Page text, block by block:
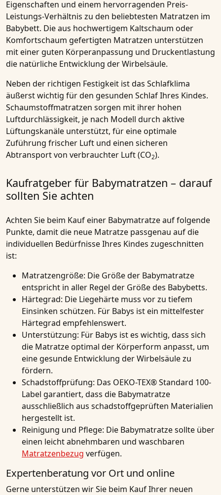
Eigenschaften und einem hervorragenden Preis-
Leistungs-Verhältnis zu den beliebtesten Matratzen im
Babybett. Die aus hochwertigem Kaltschaum oder
Komfortschaum gefertigten Matratzen unterstützen
mit einer guten Körperanpassung und Druckentlastung
die natürliche Entwicklung der Wirbelsäule.
Neben der richtigen Festigkeit ist das Schlafklima
äußerst wichtig für den gesunden Schlaf Ihres Kindes.
Schaumstoffmatratzen sorgen mit ihrer hohen
Luftdurchlässigkeit, je nach Modell durch aktive
Lüftungskanäle unterstützt, für eine optimale
Zuführung frischer Luft und einen sicheren
Abtransport von verbrauchter Luft (CO2).
Kaufratgeber für Babymatratzen – darauf
sollten Sie achten
Achten Sie beim Kauf einer Babymatratze auf folgende
Punkte, damit die neue Matratze passgenau auf die
individuellen Bedürfnisse Ihres Kindes zugeschnitten
ist:
Matratzengröße: Die Größe der Babymatratze
entspricht in aller Regel der Größe des Babybetts.
Härtegrad: Die Liegehärte muss vor zu tiefem
Einsinken schützen. Für Babys ist ein mittelfester
Härtegrad empfehlenswert.
Unterstützung: Für Babys ist es wichtig, dass sich
die Matratze optimal der Körperform anpasst, um
eine gesunde Entwicklung der Wirbelsäule zu
fördern.
Schadstoffprüfung: Das OEKO-TEX® Standard 100-
Label garantiert, dass die Babymatratze
ausschließlich aus schadstoffgeprüften Materialien
hergestellt ist.
Reinigung und Pflege: Die Babymatratze sollte über
einen leicht abnehmbaren und waschbaren
Matratzenbezug verfügen.
Expertenberatung vor Ort und online
Gerne unterstützen wir Sie beim Kauf Ihrer neuen